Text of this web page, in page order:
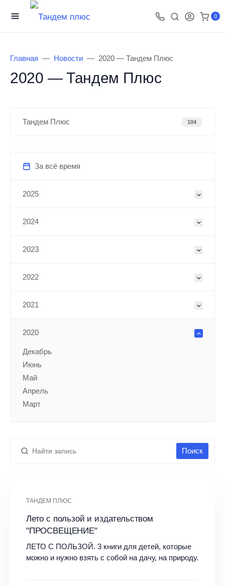
0
Главная Новости 2020 — Тандем Плюс
2020 — Тандем Плюс
Тандем Плюс 104
За всё время
2025
2024
2023
2022
2021
2020
Декабрь
Июнь
Май
Апрель
Март
Поиск
ТАНДЕМ ПЛЮС
Лето с пользой и издательством
"ПРОСВЕЩЕНИЕ"
ЛЕТО С ПОЛЬЗОЙ. 3 книги для детей, которые
можно и нужно взять с собой на дачу, на природу.